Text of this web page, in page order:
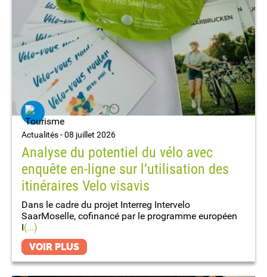
Actualités -08 juillet 2026
Analyse du potentiel du vélo avec
enquête en-ligne sur l‘utilisation des
itinéraires Velo visavis
Dans le cadre du projet Interreg Intervelo
SaarMoselle, cofinancé par le programme européen
I(...)
VOIR PLUS